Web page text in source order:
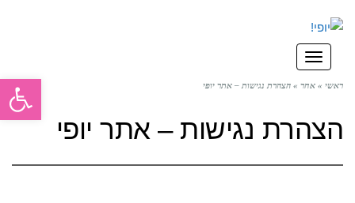
תפריט
ראשי » אחר » הצהרת נגישות – אתר יופי
הצהרת נגישות – אתר יופי
פתח